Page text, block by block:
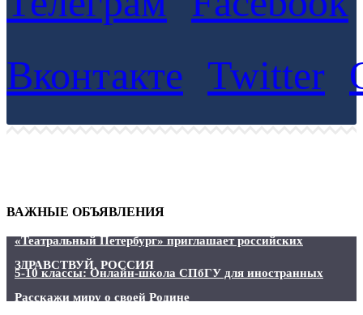
Вконтакте Twitter
ВАЖНЫЕ ОБЪЯВЛЕНИЯ
«Театральный Петербург» приглашает российских
соотечественников
ЗДРАВСТВУЙ, РОССИЯ
5-10 классы: Онлайн-школа СПбГУ для иностранных
Расскажи миру о своей Родине